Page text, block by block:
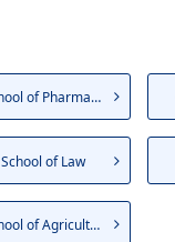
Graduate School of Pharmaceut...
of Law
Graduate School of Agriculture